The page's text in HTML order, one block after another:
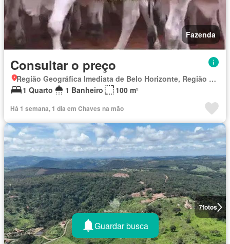
Fazenda
Consultar o preço
Região Geográfica Imediata de Belo Horizonte, Região Metropolitana de Belo Horizonte
1 Quarto
1 Banheiro 100 m²
Há 1 semana, 1 dia em Chaves na mão
7fotos
Guardar busca